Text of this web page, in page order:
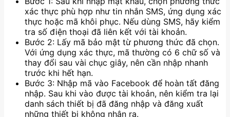
xác thực phù hợp như tin nhắn SMS, ứng dụng xác
thực hoặc mã khôi phục. Nếu dùng SMS, hãy kiểm
tra số điện thoại đã liên kết với tài khoản.
Bước 2: Lấy mã bảo mật từ phương thức đã chọn.
Với ứng dụng xác thực, mã thường có 6 chữ số và
thay đổi sau vài chục giây, nên cần nhập nhanh
trước khi hết hạn.
Bước 3: Nhập mã vào Facebook để hoàn tất đăng
nhập. Sau khi vào được tài khoản, nên kiểm tra lại
danh sách thiết bị đã đăng nhập và đăng xuất
những thiết bị không nhận ra.